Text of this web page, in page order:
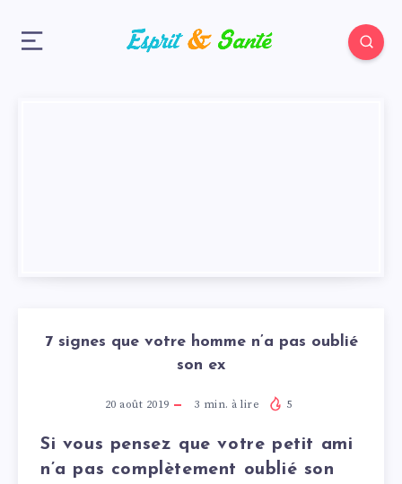
7 signes que votre homme n’a pas oublié
son ex
20 août 2019 3 min. à lire 5
Si vous pensez que votre petit ami
n’a pas complètement oublié son